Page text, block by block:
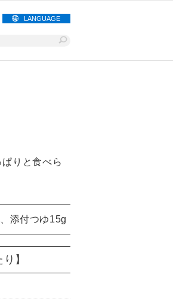
LANGUAGE
りと食べら
添付つゆ15g
】